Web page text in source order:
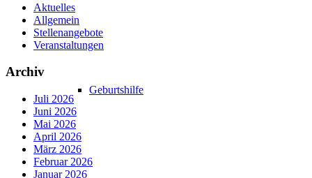
Geburtshilfe
Aktuelles
Allgemein
Stellenangebote
Veranstaltungen
Archiv
Juli 2026
Juni 2026
Mai 2026
April 2026
März 2026
Februar 2026
Januar 2026